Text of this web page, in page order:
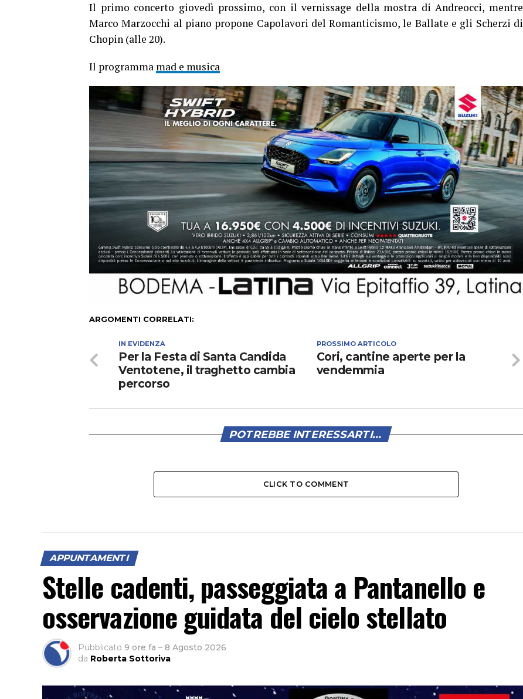
Il primo concerto giovedì prossimo, con il vernissage della mostra di Andreocci, mentre
Marco Marzocchi al piano propone Capolavori del Romanticismo, le Ballate e gli Scherzi di
Chopin (alle 20).
Il programma mad e musica
ARGOMENTI CORRELATI:
PROSSIMO ARTICOLO
Cori, cantine aperte per la
vendemmia
IN EVIDENZA
Per la Festa di Santa Candida
Ventotene, il traghetto cambia
percorso
POTREBBE INTERESSARTI...
CLICK TO COMMENT
APPUNTAMENTI
Stelle cadenti, passeggiata a Pantanello e
osservazione guidata del cielo stellato
Pubblicato 9 ore fa – 8 Agosto 2026
da Roberta Sottoriva